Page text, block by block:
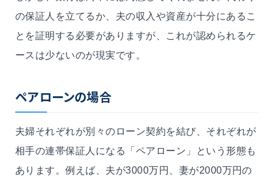
の保証人を立てるか、夫の収入や資産が十分にあるこ
とを証明する必要がありますが、これが認められるケ
ースは少ないのが現実です。
ペアローンの場合
夫婦それぞれが別々のローン契約を結び、それぞれが
相手の連帯保証人になる「ペアローン」という形態も
あります。例えば、夫が3000万円、妻が2000万円の